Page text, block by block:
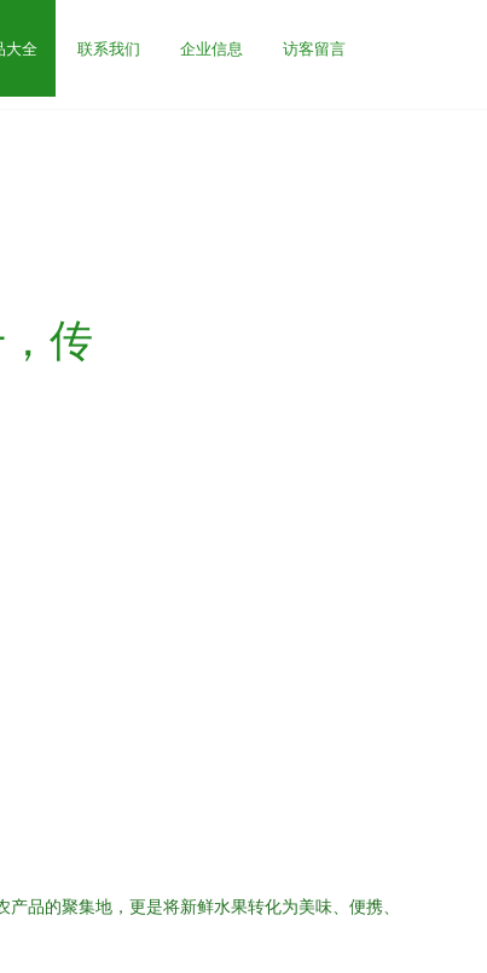
大全 联系我们 企业信息 访客留言
传
品的聚集地，更是将新鲜水果转化为美味、便携、